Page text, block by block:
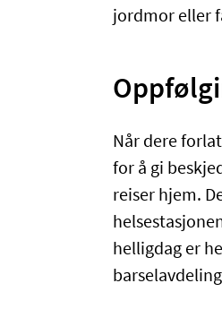
jordmor eller
Når dere
for å gi
reiser hjem.
helligdag er